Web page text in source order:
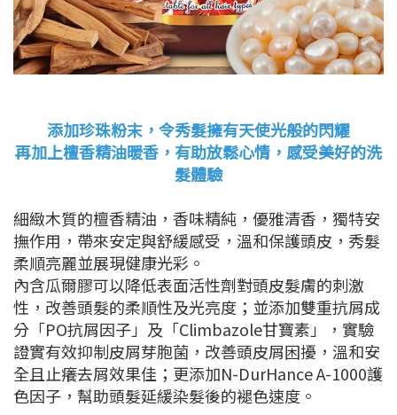
添加珍珠粉末，令秀髮擁有天使光般的閃耀
再加上檀香精油暖香，有助放鬆心情，感受美好的洗
髮體驗
細緻木質的檀香精油，香味精純，優雅清香，獨特安
撫作用，帶來安定與舒緩感受，溫和保護頭皮，秀髮
柔順亮麗並展現健康光彩。
內含瓜爾膠可以降低表面活性劑對頭皮髮膚的刺激
性，改善頭髮的柔順性及光亮度；並添加雙重抗屑成
分「PO抗屑因子」及「Climbazole甘寶素」，實驗
證實有效抑制皮屑芽胞菌，改善頭皮屑困擾，溫和安
全且止癢去屑效果佳；更添加N-DurHance A-1000護
色因子，幫助頭髮延緩染髮後的褪色速度。